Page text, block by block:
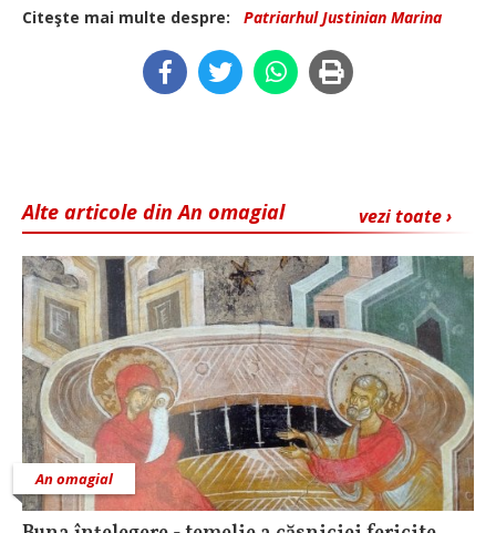
Citeşte mai multe despre: Patriarhul Justinian Marina
vezi toate ›
Alte articole din An omagial
An omagial